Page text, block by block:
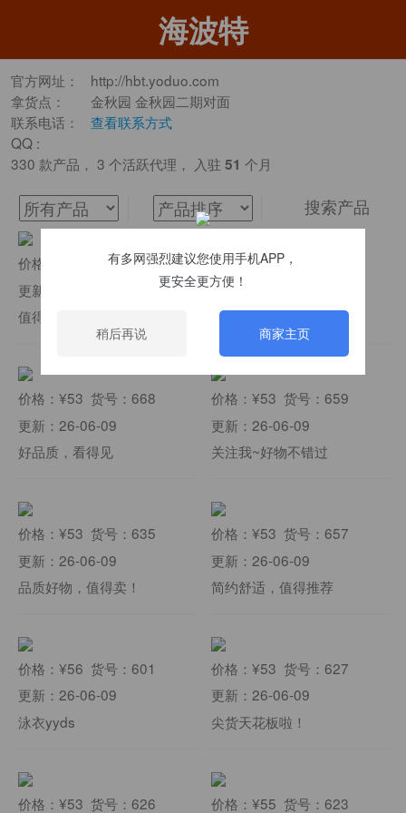
有多网强烈建议您使用手机APP，
更安全更方便！
稍后再说 商家主页
海波特
官方网址：
http://hbt.yoduo.com
拿货点：
金秋园 金秋园二期对面
联系电话：
查看联系方式
QQ :
330 款产品， 3 个活跃代理， 入驻 51 个月
搜索产品
价格：¥53 货号：672
更新：26-06-09
值得卖
价格：¥53 货号：668
更新：26-06-09
好品质，看得见
价格：¥53 货号：635
更新：26-06-09
品质好物，值得卖！
价格：¥56 货号：601
更新：26-06-09
泳衣yyds
价格：¥53 货号：626
价格：¥53 货号：666
更新：26-06-09
上新啦！量大从优
价格：¥53 货号：659
更新：26-06-09
关注我~好物不错过
价格：¥53 货号：657
更新：26-06-09
简约舒适，值得推荐
价格：¥53 货号：627
更新：26-06-09
尖货天花板啦！
价格：¥55 货号：623